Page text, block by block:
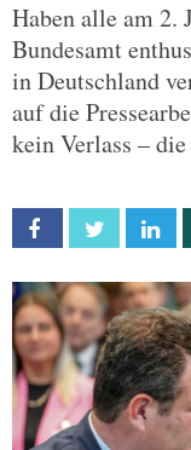
Haben alle am 2.
Bundesamt
in Deutschland
auf die
kein Verlass –
Facebook Twitter